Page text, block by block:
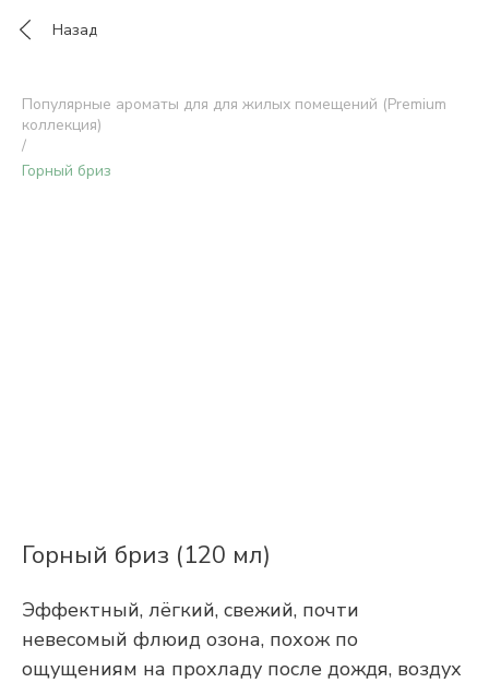
Назад
Популярные ароматы для для жилых помещений (Premium
коллекция)
/
Горный бриз
Горный бриз (120 мл)
Эффектный, лёгкий, свежий, почти
невесомый флюид озона, похож по
ощущениям на прохладу после дождя, воздух